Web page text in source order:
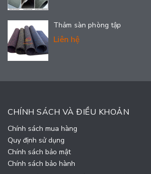
Thảm sàn phòng tập
Liên hệ
CHÍNH SÁCH VÀ ĐIỀU KHOẢN
Chính sách mua hàng
Quy định sử dụng
Chính sách bảo mật
Chính sách bảo hành